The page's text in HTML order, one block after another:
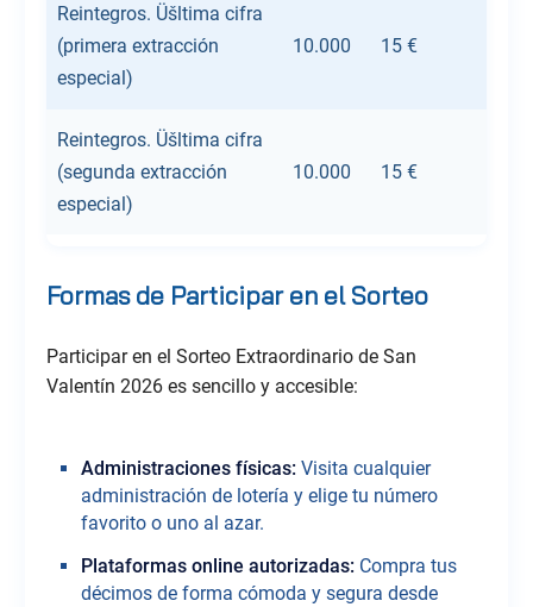
Reintegros. Üšltima cifra
(primera extracción
especial)
10.000 15 €
Reintegros. Üšltima cifra
(segunda extracción
especial)
10.000 15 €
Formas de Participar en el Sorteo
Participar en el Sorteo Extraordinario de San
Valentín 2026 es sencillo y accesible:
Administraciones físicas:Visita cualquier
administración de lotería y elige tu número
favorito o uno al azar.
Plataformas online autorizadas:Compra tus
décimos de forma cómoda y segura desde